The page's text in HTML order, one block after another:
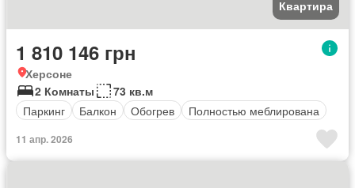
Квартира
1 810 146 грн
Херсоне
2 Комнаты
73 кв.м
Паркинг
Балкон Обогрев Полностью меблирована
11 апр. 2026